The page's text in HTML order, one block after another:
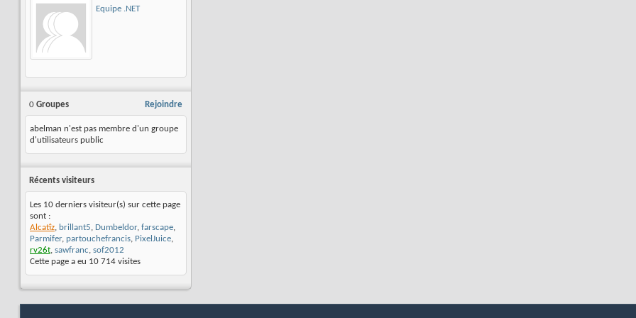
Equipe .NET
Rejoindre
0 Groupes
abelman n'est pas membre d'un groupe
d'utilisateurs public
Récents visiteurs
Les 10 derniers visiteur(s) sur cette page
sont :
Alcatîz, brillant5, Dumbeldor, farscape,
Parmifer, partouchefrancis, PixelJuice,
rv26t, sawfranc, sof2012
Cette page a eu 10 714 visites